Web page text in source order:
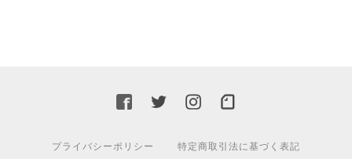
プライバシーポリシー 特定商取引法に基づく表記